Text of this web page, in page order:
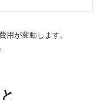
用が変動します。